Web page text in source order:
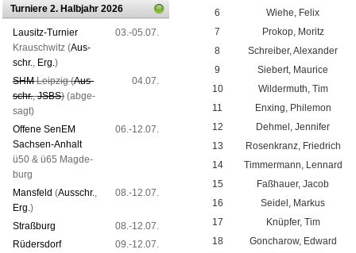
Turniere 2. Halbjahr 2026
Lau­sitz-Tur­nier
Krausch­witz (Aus­
schr., Erg.)
03.-05.07.
SHMLeip­zig (Aus­
schr.,JSBS) (ab­ge­
sagt)
04.07.
Offene SenEM
Sach­sen-An­halt
ü50 & ü65 Mag­de­
burg
06.-12.07.
Mans­feld (Aus­schr.,
Erg.)
08.-12.07.
Straß­burg
08.-12.07.
Rüders­dorf
09.-12.07.
6
Wiehe, Felix
7
Prokop, Moritz
8
Schreiber, Alexander
9
Siebert, Maurice
10
Wildermuth, Tim
11
Enxing, Philemon
12
Dehmel, Jennifer
13
Rosenkranz, Friedrich
14
Timmermann, Lennard
15
Faßhauer, Jacob
16
Seidel, Markus
17
Knüpfer, Tim
18
Goncharow, Edward